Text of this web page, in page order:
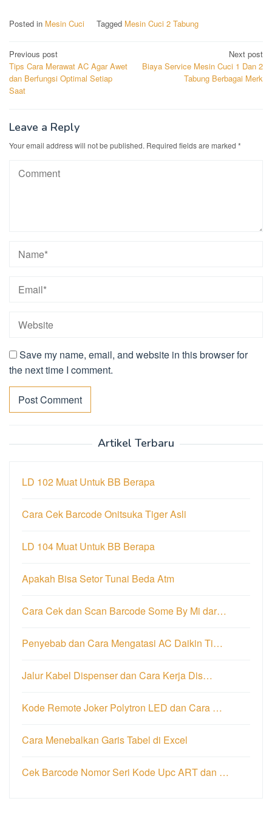
Posted in Mesin Cuci Tagged Mesin Cuci 2 Tabung
Post
navigation
Previous post
Tips Cara Merawat AC Agar Awet
dan Berfungsi Optimal Setiap
Saat
Next post
Biaya Service Mesin Cuci 1 Dan 2
Tabung Berbagai Merk
Leave a Reply
Your email address will not be published. Required fields are marked *
Save my name, email, and website in this browser for
the next time I comment.
Artikel Terbaru
LD 102 Muat Untuk BB Berapa
Cara Cek Barcode Onitsuka Tiger Asli
LD 104 Muat Untuk BB Berapa
Apakah Bisa Setor Tunai Beda Atm
Cara Cek dan Scan Barcode Some By Mi dar…
Penyebab dan Cara Mengatasi AC Daikin Ti…
Jalur Kabel Dispenser dan Cara Kerja Dis…
Kode Remote Joker Polytron LED dan Cara …
Cara Menebalkan Garis Tabel di Excel
Cek Barcode Nomor Seri Kode Upc ART dan …